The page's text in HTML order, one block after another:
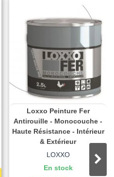
Loxxo Peinture Fer
Antirouille - Monocouche -
Haute Résistance - Intérieur
& Extérieur
LOXXO
En stock